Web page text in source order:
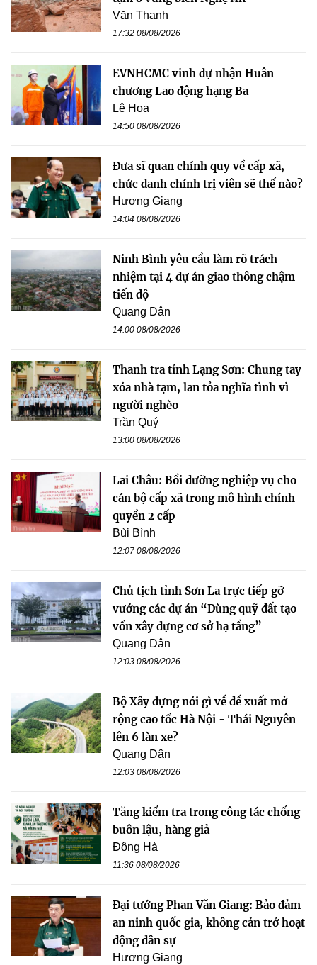
Văn Thanh
17:32 08/08/2026
EVNHCMC vinh dự nhận Huân
chương Lao động hạng Ba
Lê Hoa
14:50 08/08/2026
Đưa sĩ quan chính quy về cấp xã,
chức danh chính trị viên sẽ thế nào?
Hương Giang
14:04 08/08/2026
Ninh Bình yêu cầu làm rõ trách
nhiệm tại 4 dự án giao thông chậm
tiến độ
Quang Dân
14:00 08/08/2026
Thanh tra tỉnh Lạng Sơn: Chung tay
xóa nhà tạm, lan tỏa nghĩa tình vì
người nghèo
Trần Quý
13:00 08/08/2026
Lai Châu: Bồi dưỡng nghiệp vụ cho
cán bộ cấp xã trong mô hình chính
quyền 2 cấp
Bùi Bình
12:07 08/08/2026
Chủ tịch tỉnh Sơn La trực tiếp gỡ
vướng các dự án “Dùng quỹ đất tạo
vốn xây dựng cơ sở hạ tầng”
Quang Dân
12:03 08/08/2026
Bộ Xây dựng nói gì về đề xuất mở
rộng cao tốc Hà Nội - Thái Nguyên
lên 6 làn xe?
Quang Dân
12:03 08/08/2026
Tăng kiểm tra trong công tác chống
buôn lậu, hàng giả
Đông Hà
11:36 08/08/2026
Đại tướng Phan Văn Giang: Bảo đảm
an ninh quốc gia, không cản trở hoạt
động dân sự
Hương Giang